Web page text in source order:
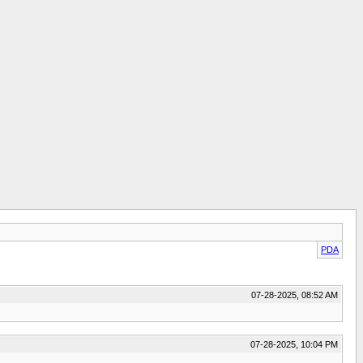
PDA
07-28-2025, 08:52 AM
07-28-2025, 10:04 PM